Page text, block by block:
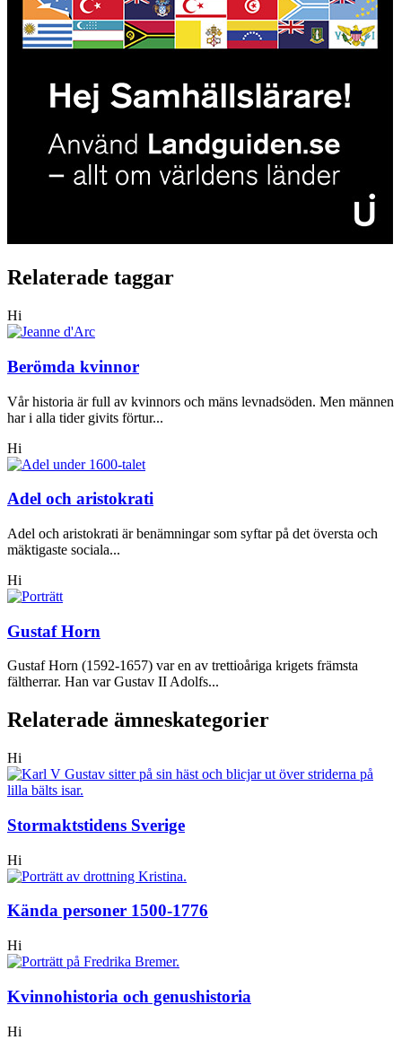
Relaterade taggar
Hi
Berömda kvinnor
Vår historia är full av kvinnors och mäns levnadsöden. Men männen
har i alla tider givits förtur...
Hi
Adel och aristokrati
Adel och aristokrati är benämningar som syftar på det översta och
mäktigaste sociala...
Hi
Gustaf Horn
Gustaf Horn (1592-1657) var en av trettioåriga krigets främsta
fältherrar. Han var Gustav II Adolfs...
Relaterade ämneskategorier
Hi
Stormaktstidens Sverige
Hi
Kända personer 1500-1776
Hi
Kvinnohistoria och genushistoria
Hi